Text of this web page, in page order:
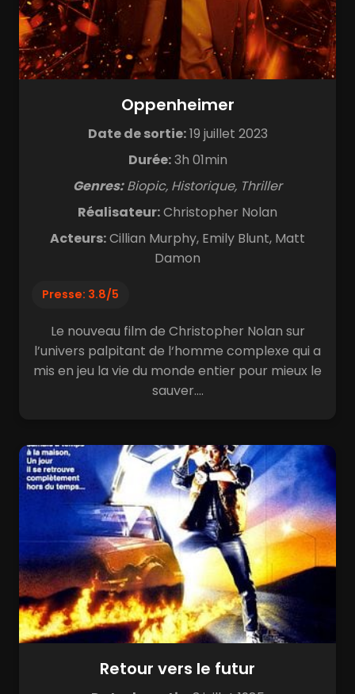
Oppenheimer
Date de sortie:19 juillet 2023
Durée:3h 01min
Genres:Biopic, Historique, Thriller
Réalisateur:Christopher Nolan
Acteurs:Cillian Murphy, Emily Blunt, Matt
Damon
Presse: 3.8/5
Le nouveau film de Christopher Nolan sur
l’univers palpitant de l‘homme complexe qui a
mis en jeu la vie du monde entier pour mieux le
sauver....
Retour vers le futur